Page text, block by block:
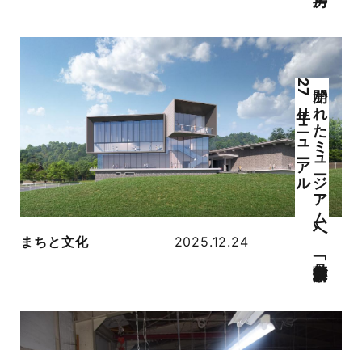
〝開か
れ
た
ミ
ュ
ージ
ア
ム
〟へ
「丹後郷土資料館」が
2
7
年リ
ニ
ュ
ーア
ル
まちと文化 2025.12.24